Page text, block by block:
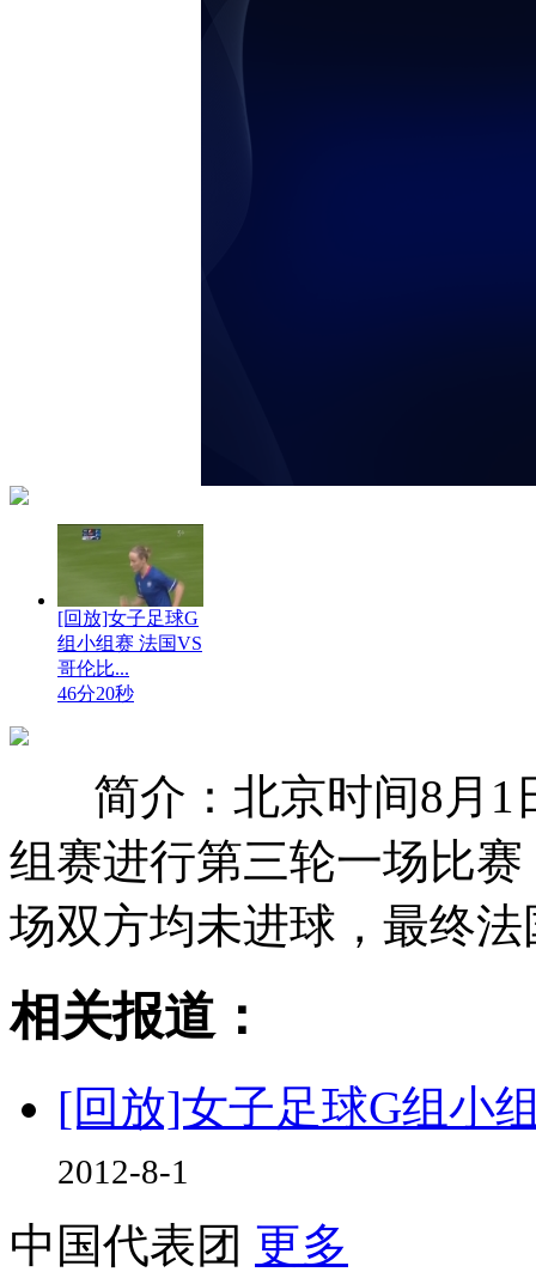
[回放]女子足球G
组小组赛 法国VS
哥伦比...
46分20秒
简介：北京时间8月
组赛进行第三轮一场比
场双方均未进球，最终
相关报道：
[回放]女子足球G组小
2012-8-1
中国代表团 更多